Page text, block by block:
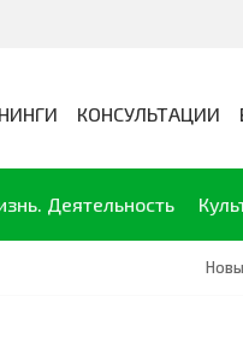
КОНСУЛЬТАЦИИ
Деятельность